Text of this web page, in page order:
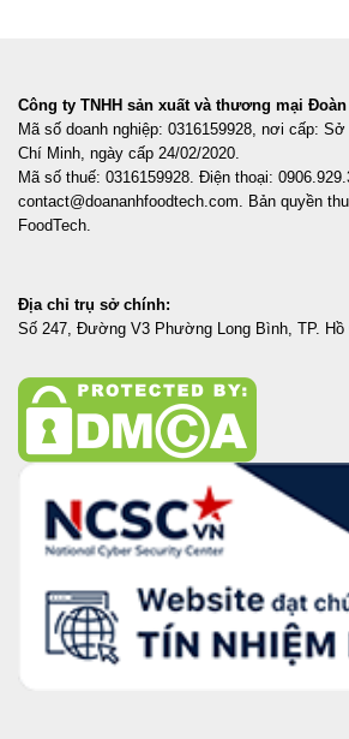
Công ty TNHH sản xuất và thương mại
Mã số doanh nghiệp: 0316159928, nơi cấp:
Chí Minh, ngày cấp 24/02/2020.
Mã số thuế: 0316159928. Điện thoại:
contact@doananhfoodtech.com. Bản quyền
FoodTech.
Địa chỉ trụ sở chính:
Số 247, Đường V3 Phường Long Bình, TP. Hồ